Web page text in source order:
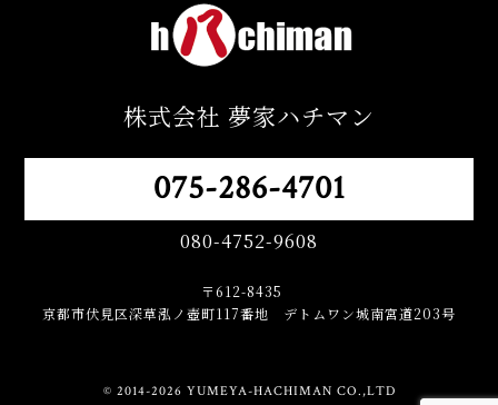
株式会社 夢家ハチマン
075-286-4701
080-4752-9608
〒612-8435
京都市伏見区深草泓ノ壺町117番地 デトムワン城南宮道203号
© 2014-2026 YUMEYA-HACHIMAN CO.,LTD